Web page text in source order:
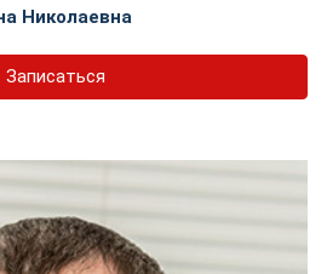
Николаевна
Записаться